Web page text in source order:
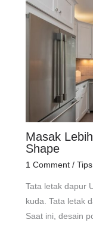
Masak
Shape
1 Comment /
Tata letak dapur
kuda. Tata letak
Saat ini, desain